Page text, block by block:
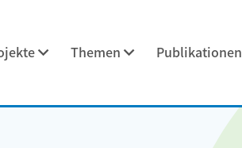
Themen Publikationen